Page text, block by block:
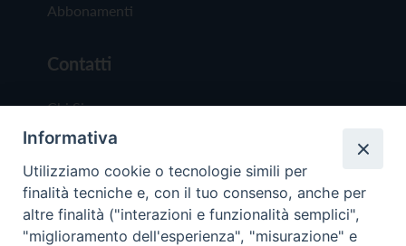
Abbonamenti
Contatti
Chi Siamo
Redazione
Scrivici
Informativa
Utilizziamo cookie o tecnologie simili per
finalità tecniche e, con il tuo consenso, anche per
altre finalità ("interazioni e funzionalità semplici",
"miglioramento dell'esperienza", "misurazione" e